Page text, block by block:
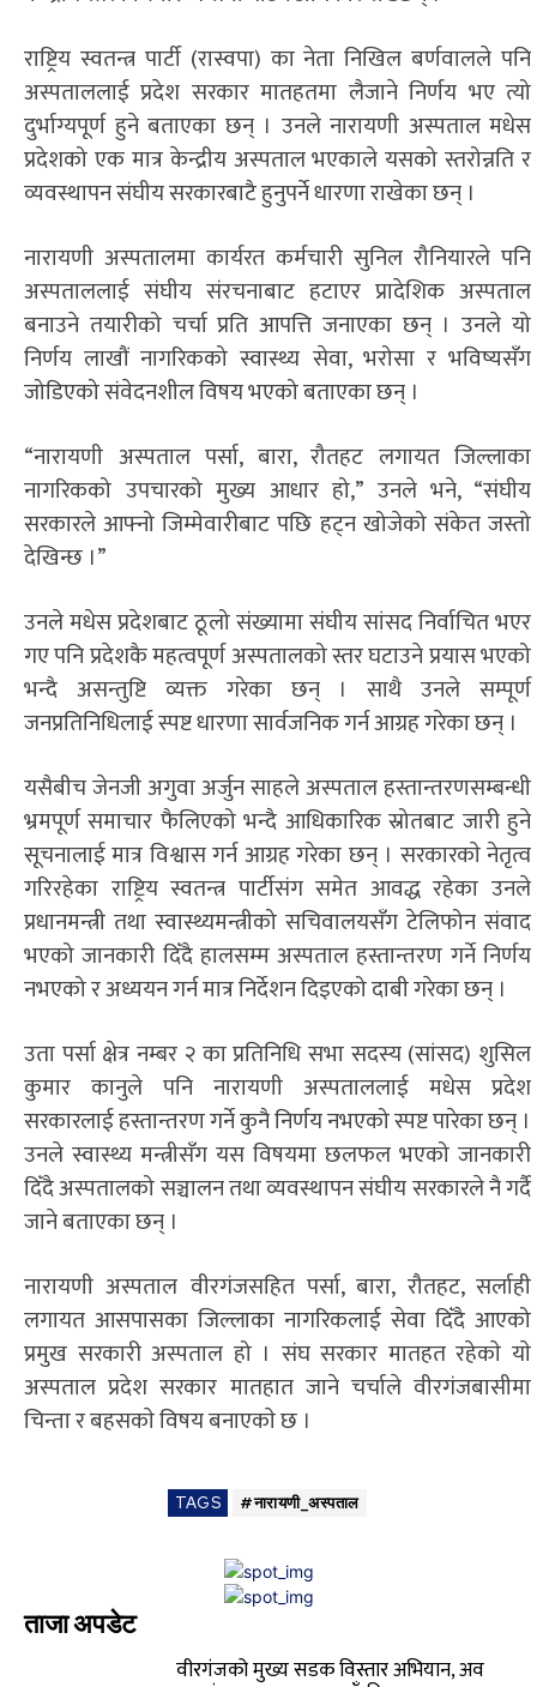
राष्ट्रिय स्वतन्त्र पार्टी (रास्वपा) का नेता निखिल बर्णवालले पनि
अस्पताललाई प्रदेश सरकार मातहतमा लैजाने निर्णय भए त्यो
दुर्भाग्यपूर्ण हुने बताएका छन् । उनले नारायणी अस्पताल मधेस
प्रदेशको एक मात्र केन्द्रीय अस्पताल भएकाले यसको स्तरोन्नति र
व्यवस्थापन संघीय सरकारबाटै हुनुपर्ने धारणा राखेका छन् ।
नारायणी अस्पतालमा कार्यरत कर्मचारी सुनिल रौनियारले पनि
अस्पताललाई संघीय संरचनाबाट हटाएर प्रादेशिक अस्पताल
बनाउने तयारीको चर्चा प्रति आपत्ति जनाएका छन् । उनले यो
निर्णय लाखौं नागरिकको स्वास्थ्य सेवा, भरोसा र भविष्यसँग
जोडिएको संवेदनशील विषय भएको बताएका छन् ।
“नारायणी अस्पताल पर्सा, बारा, रौतहट लगायत जिल्लाका
नागरिकको उपचारको मुख्य आधार हो,” उनले भने, “संघीय
सरकारले आफ्नो जिम्मेवारीबाट पछि हट्न खोजेको संकेत जस्तो
देखिन्छ ।”
उनले मधेस प्रदेशबाट ठूलो संख्यामा संघीय सांसद निर्वाचित भएर
गए पनि प्रदेशकै महत्वपूर्ण अस्पतालको स्तर घटाउने प्रयास भएको
भन्दै असन्तुष्टि व्यक्त गरेका छन् । साथै उनले सम्पूर्ण
जनप्रतिनिधिलाई स्पष्ट धारणा सार्वजनिक गर्न आग्रह गरेका छन् ।
यसैबीच जेनजी अगुवा अर्जुन साहले अस्पताल हस्तान्तरणसम्बन्धी
भ्रमपूर्ण समाचार फैलिएको भन्दै आधिकारिक स्रोतबाट जारी हुने
सूचनालाई मात्र विश्वास गर्न आग्रह गरेका छन् । सरकारकाे नेतृत्व
गरिरहेका राष्ट्रिय स्वतन्त्र पार्टीसंग समेत आवद्ध रहेका उनले
प्रधानमन्त्री तथा स्वास्थ्यमन्त्रीको सचिवालयसँग टेलिफोन संवाद
भएको जानकारी दिँदै हालसम्म अस्पताल हस्तान्तरण गर्ने निर्णय
नभएको र अध्ययन गर्न मात्र निर्देशन दिइएको दाबी गरेका छन् ।
उता पर्सा क्षेत्र नम्बर २ का प्रतिनिधि सभा सदस्य (सांसद) शुसिल
कुमार कानुले पनि नारायणी अस्पताललाई मधेस प्रदेश
सरकारलाई हस्तान्तरण गर्ने कुनै निर्णय नभएको स्पष्ट पारेका छन् ।
उनले स्वास्थ्य मन्त्रीसँग यस विषयमा छलफल भएको जानकारी
दिँदै अस्पतालको सञ्चालन तथा व्यवस्थापन संघीय सरकारले नै गर्दै
जाने बताएका छन् ।
नारायणी अस्पताल वीरगंजसहित पर्सा, बारा, रौतहट, सर्लाही
लगायत आसपासका जिल्लाका नागरिकलाई सेवा दिँदै आएको
प्रमुख सरकारी अस्पताल हो । संघ सरकार मातहत रहेकाे याे
अस्पताल प्रदेश सरकार मातहात जाने चर्चाले वीरगंजबासीमा
चिन्ता र बहसकाे विषय बनाएकाे छ ।
TAGS #नारायणी_अस्पताल
ताजा अपडेट
वीरगंजको मुख्य सडक विस्तार अभियान, अव